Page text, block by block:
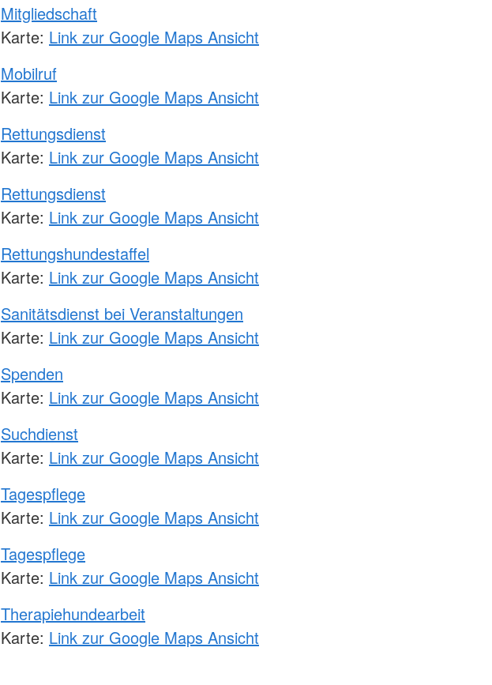
Mitgliedschaft
Karte: Link zur Google Maps Ansicht
Mobilruf
Karte: Link zur Google Maps Ansicht
Rettungsdienst
Karte: Link zur Google Maps Ansicht
Rettungsdienst
Karte: Link zur Google Maps Ansicht
Rettungshundestaffel
Karte: Link zur Google Maps Ansicht
Sanitätsdienst bei Veranstaltungen
Karte: Link zur Google Maps Ansicht
Spenden
Karte: Link zur Google Maps Ansicht
Suchdienst
Karte: Link zur Google Maps Ansicht
Tagespflege
Karte: Link zur Google Maps Ansicht
Tagespflege
Karte: Link zur Google Maps Ansicht
Therapiehundearbeit
Karte: Link zur Google Maps Ansicht